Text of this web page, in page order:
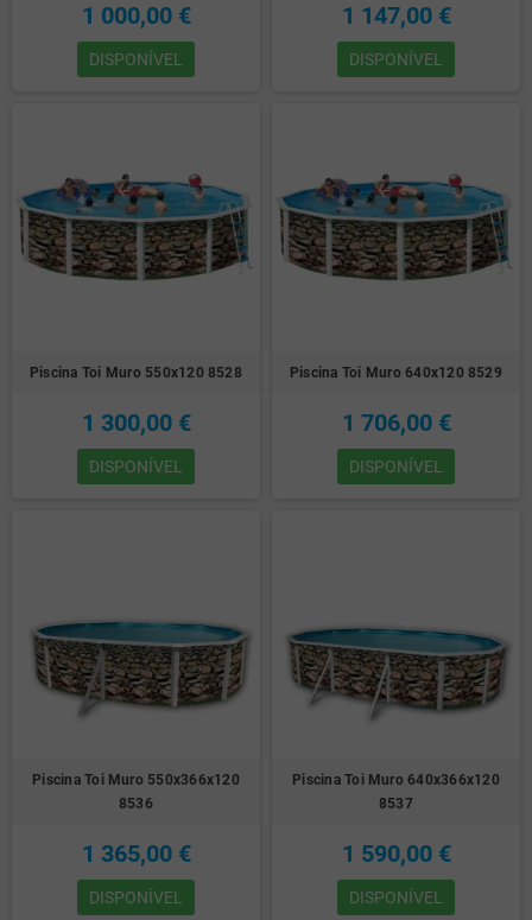
1 000,00 €
DISPONÍVEL
1 147,00 €
DISPONÍVEL
Piscina Toi Muro 550x120 8528
1 300,00 €
DISPONÍVEL
Piscina Toi Muro 640x120 8529
1 706,00 €
DISPONÍVEL
Piscina Toi Muro 550x366x120
8536
1 365,00 €
DISPONÍVEL
Piscina Toi Muro 640x366x120
8537
1 590,00 €
DISPONÍVEL